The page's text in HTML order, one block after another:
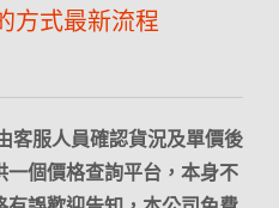
方式最新流程
客服人員確認貨況及單價後
個價格查詢平台，本身不